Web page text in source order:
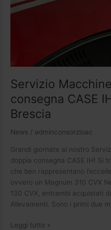
Servizio
consegna CASE
Brescia
News / adminconsorzioac
Grandi giornate al nostro
doppia consegna CASE IH! Si
che ben rappresentano
ovvero un Magnum 310 CVX
130 CVX, entrambi acquistati
Allevamenti. Sono i primi due
provincia
Leggi tutto »